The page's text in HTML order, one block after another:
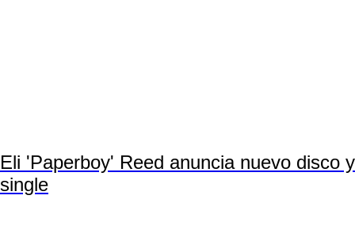
Eli 'Paperboy' Reed anuncia nuevo disco y
single